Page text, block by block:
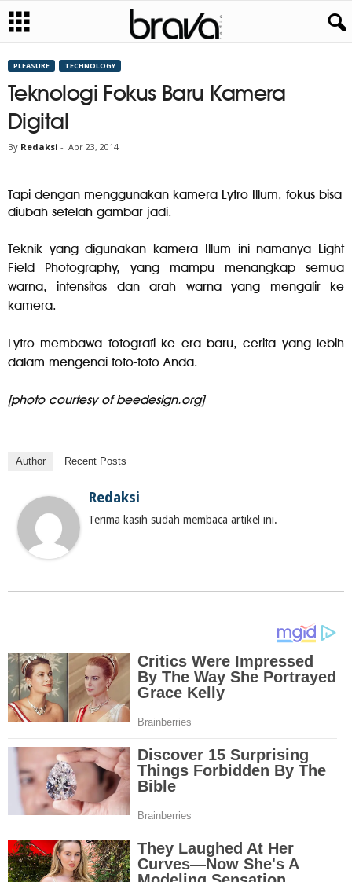
PLEASURE TECHNOLOGY
Teknologi Fokus Baru Kamera
Digital
By Redaksi - Apr 23, 2014
Tapi dengan menggunakan kamera Lytro Illum, fokus bisa
diubah setelah gambar jadi.
Teknik yang digunakan kamera Illum ini namanya Light
Field Photography, yang mampu menangkap semua
warna, intensitas dan arah warna yang mengalir ke
kamera.
Lytro membawa fotografi ke era baru, cerita yang lebih
dalam mengenai foto-foto Anda.
[photo courtesy of beedesign.org]
Author Recent Posts
Redaksi
Terima kasih sudah membaca artikel ini.